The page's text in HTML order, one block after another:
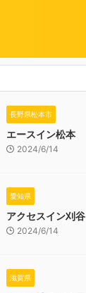
長野県松本市
エースイン松本
2024/6/14
愛知県
アクセスイン刈谷
2024/6/14
滋賀県